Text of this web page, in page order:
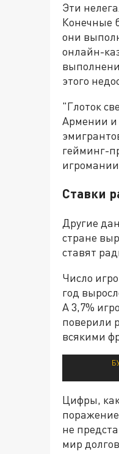
Эти
Конечные
они
онлайн-
этого
"Глоток
Армении и
гейминг-
Ставки
Другие
стране
ставят
Число
год
А 3,7%
поверили
всякими
Цифры,
не
мир